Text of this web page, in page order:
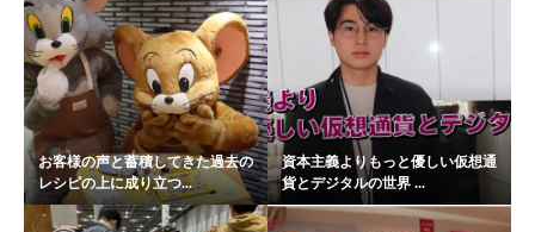
お客様の声と蓄積してきた過去の
レシピの上に成り立つ...
資本主義よりもっと優しい仮想通
貨とデジタルの世界 ...